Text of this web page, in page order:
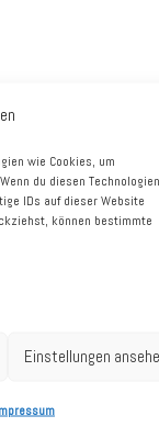
wie Cookies, um
du diesen Technologien
IDs auf dieser Website
können bestimmte
Einstellungen
Aperam S.A.,
bei Henkel,